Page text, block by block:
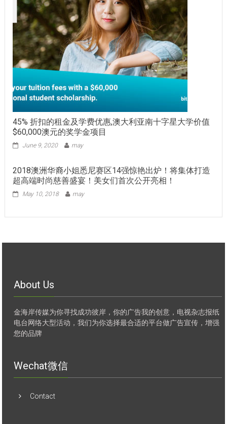
45% 折扣的租金及学费优惠,澳大利亚南十字星大学价值
$60,000澳元的奖学金项目
June 9, 2020 may
2018澳洲华裔小姐悉尼赛区14强惊艳出炉！将集体打造
超高端时尚慈善盛宴！美女们首次公开亮相！
May 10, 2018 may
About Us
金海岸传媒为你寻找成功彼岸，你的广告我的创意，电视杂志报纸
电台网络大型活动，我们为你选择最合适的平台做广告宣传，增强
您的品牌
Wechat微信
Contact